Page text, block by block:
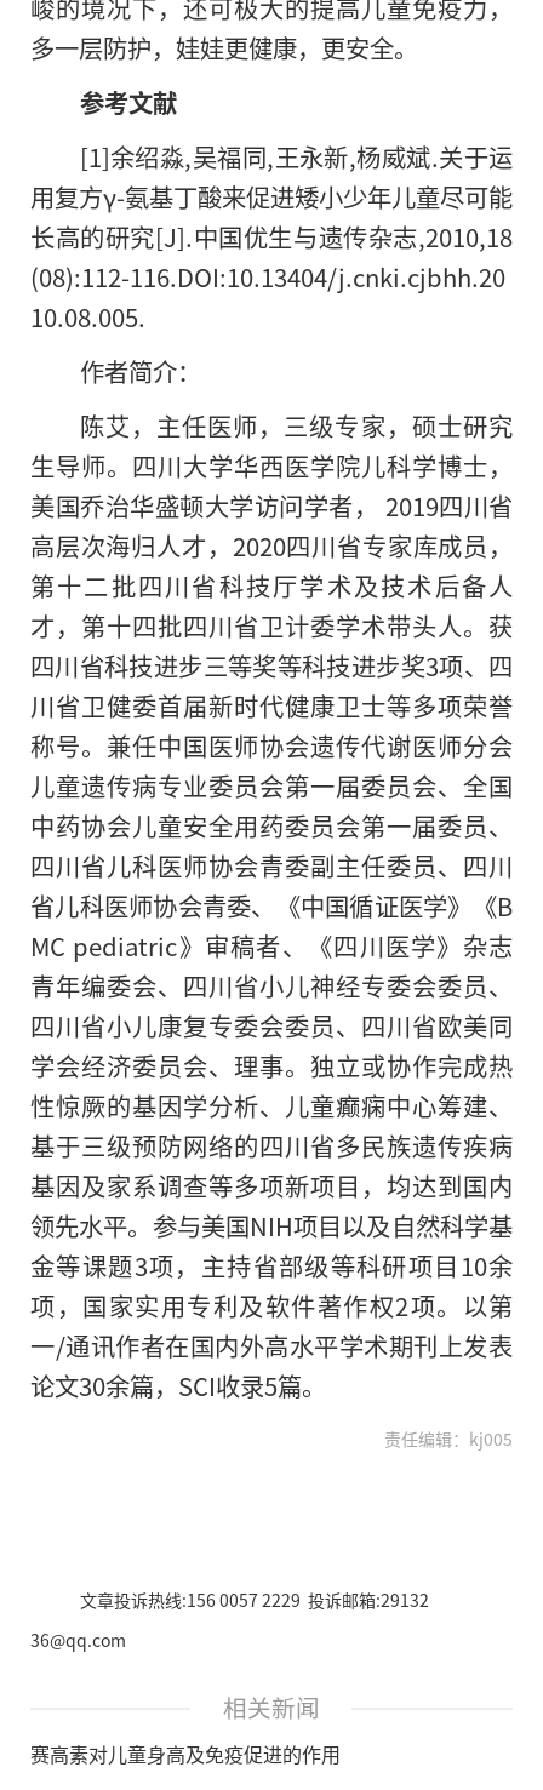
多一层防护，娃娃更健康，更安全。
参考文献
[1]余绍淼,吴福同,王永新,杨威斌.关于运
用复方γ-氨基丁酸来促进矮小少年儿童尽可能
长高的研究[J].中国优生与遗传杂志,2010,18
(08):112-116.DOI:10.13404/j.cnki.cjbhh.20
10.08.005.
作者简介：
陈艾，主任医师，三级专家，硕士研究
生导师。四川大学华西医学院儿科学博士，
美国乔治华盛顿大学访问学者， 2019四川省
高层次海归人才，2020四川省专家库成员，
第十二批四川省科技厅学术及技术后备人
才，第十四批四川省卫计委学术带头人。获
四川省科技进步三等奖等科技进步奖3项、四
川省卫健委首届新时代健康卫士等多项荣誉
称号。兼任中国医师协会遗传代谢医师分会
儿童遗传病专业委员会第一届委员会、全国
中药协会儿童安全用药委员会第一届委员、
四川省儿科医师协会青委副主任委员、四川
省儿科医师协会青委、《中国循证医学》《B
MC pediatric》审稿者、《四川医学》杂志
青年编委会、四川省小儿神经专委会委员、
四川省小儿康复专委会委员、四川省欧美同
学会经济委员会、理事。独立或协作完成热
性惊厥的基因学分析、儿童癫痫中心筹建、
基于三级预防网络的四川省多民族遗传疾病
基因及家系调查等多项新项目，均达到国内
领先水平。参与美国NIH项目以及自然科学基
金等课题3项，主持省部级等科研项目10余
项，国家实用专利及软件著作权2项。以第
一/通讯作者在国内外高水平学术期刊上发表
论文30余篇，SCI收录5篇。
责任编辑：kj005
文章投诉热线:156 0057 2229 投诉邮箱:29132
36@qq.com
相关新闻
赛高素对儿童身高及免疫促进的作用